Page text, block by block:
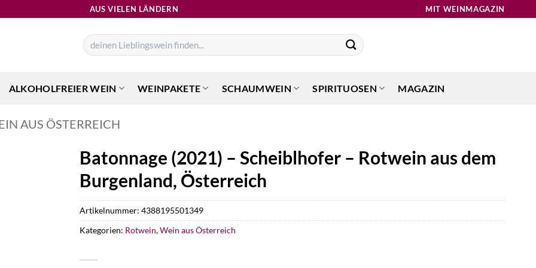
AUS VIELEN LÄNDERN MIT WEINMAGAZIN
Suchen
nach:
ALKOHOLFREIER WEIN WEINPAKETE SCHAUMWEIN SPIRITUOSEN MAGAZIN
AUS ÖSTERREICH
Batonnage (2021) – Scheiblhofer – Rotwein aus dem
Burgenland, Österreich
Artikelnummer:4388195501349
Kategorien: Rotwein,Wein aus Österreich